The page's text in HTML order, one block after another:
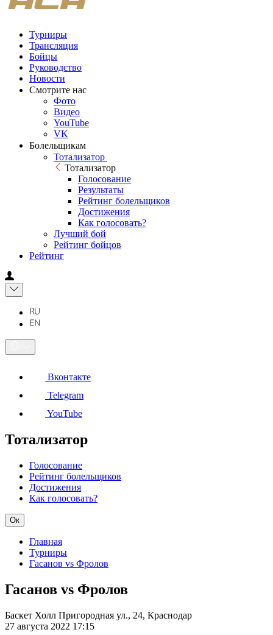
Турниры
Трансляция
Бойцы
Руководство
Новости
Смотрите нас
Фото
Видео
YouTube
VK
Болельщикам
Тотализатор
Тотализатор
Голосование
Результаты
Рейтинг болельщиков
Достижения
Как голосовать?
Лучший бой
Рейтинг бойцов
Рейтинг
Вконтакте
Telegram
YouTube
Тотализатор
Голосование
Рейтинг болельщиков
Достижения
Как голосовать?
Ок
Главная
Турниры
Гасанов vs Фролов
Гасанов vs Фролов
Баскет Холл Пригородная ул., 24, Краснодар
27 августа 2022 17:15